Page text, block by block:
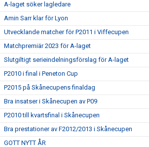
A-laget söker lagledare
Amin Sarr klar för Lyon
Utvecklande matcher för P2011 i Viffecupen
Matchpremiär 2023 för A-laget
Slutgiltigt serieindelningsförslag för A-laget
P2010 i final i Peneton Cup
P2015 på Skånecupens finaldag
Bra insatser i Skånecupen av P09
P2010 till kvartsfinal i Skånecupen
Bra prestationer av F2012/2013 i Skånecupen
GOTT NYTT ÅR